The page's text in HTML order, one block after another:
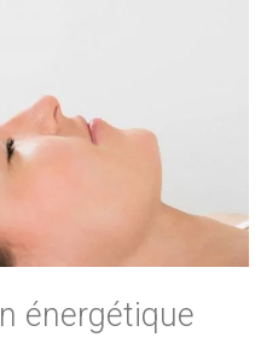
énergétique